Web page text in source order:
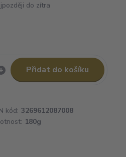
do zítra
Přidat do košíku
kód: 3269612087008
180g